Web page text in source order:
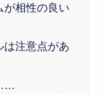
が相性の良い
は注意点があ